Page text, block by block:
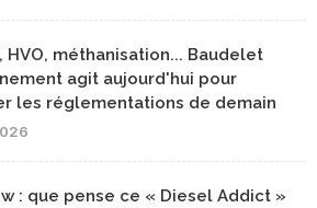
HVO, méthanisation... Baudelet
agit aujourd'hui pour
les réglementations de demain
: que pense ce « Diesel Addict »